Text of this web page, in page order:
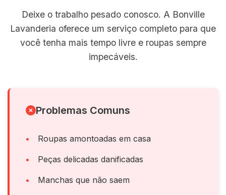
Deixe o trabalho pesado conosco. A Bonville
Lavanderia oferece um serviço completo para que
você tenha mais tempo livre e roupas sempre
impecáveis.
Problemas Comuns
Roupas amontoadas em casa
Peças delicadas danificadas
Manchas que não saem